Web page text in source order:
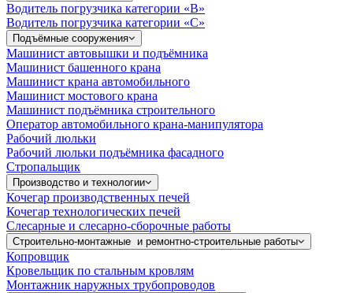
Водитель погрузчика категории «B»
Водитель погрузчика категории «С»
Подъёмные сооружения
Машинист автовышки и подъёмника
Машинист башенного крана
Машинист крана автомобильного
Машинист мостового крана
Машинист подъёмника строительного
Оператор автомобильного крана-манипулятора
Рабочий люльки
Рабочий люльки подъёмника фасадного
Стропальщик
Производство и технологии
Кочегар производственных печей
Кочегар технологических печей
Слесарные и слесарно-сборочные работы
Строительно-монтажные и ремонтно-строительные работы
Копровщик
Кровельщик по стальным кровлям
Монтажник наружных трубопроводов